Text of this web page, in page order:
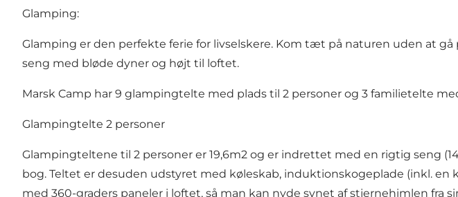
Glamping:
Glamping er den perfekte ferie for livselskere. Kom tæt på naturen uden at
seng med bløde dyner og højt til loftet.
Marsk Camp har 9 glampingtelte med plads til 2 personer og 3 familietelte
Glampingtelte 2 personer
Glampingteltene til 2 personer er 19,6m2 og er indrettet med en rigtig seng
bog. Teltet er desuden udstyret med køleskab, induktionskogeplade (inkl. en
med 360-graders paneler i loftet, så man kan nyde synet af stjernehimlen